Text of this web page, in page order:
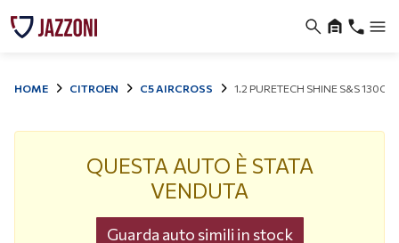
HOME CITROEN C5 AIRCROSS 1.2 PURETECH SHINE S&S 130CV
QUESTA AUTO È STATA
VENDUTA
Guarda auto simili in stock